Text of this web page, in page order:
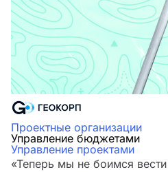
Проектные организации
Управление бюджетами
Управление проектами
«Теперь мы не боимся